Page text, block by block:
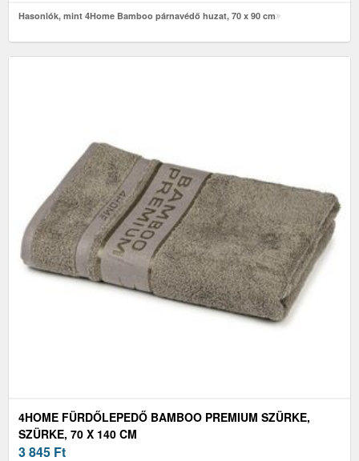
Hasonlók, mint 4Home Bamboo párnavédő huzat, 70 x 90 cm
4HOME FÜRDŐLEPEDŐ BAMBOO PREMIUM SZÜRKE,
SZÜRKE, 70 X 140 CM
3 845 Ft